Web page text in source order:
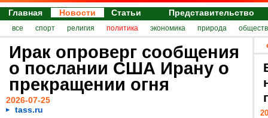
Главная Новости Статьи Представительство
все спорт религия политика экономика природа
Ирак опроверг сообщения
о послании США Ирану о
прекращении огня
2026-07-25
tass.ru